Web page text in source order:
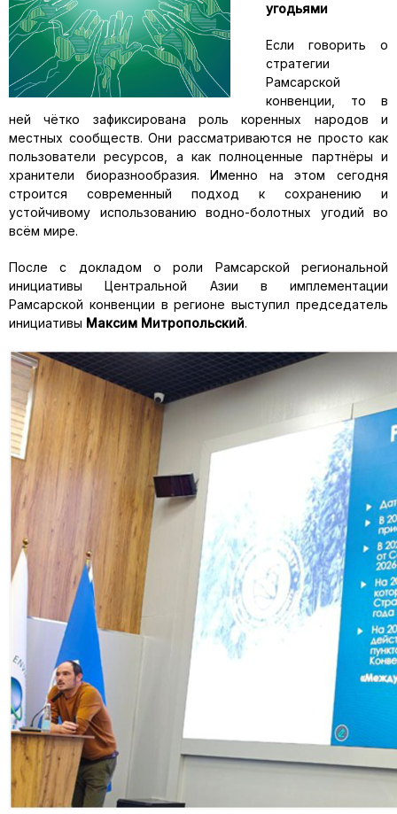
угодьями
Если говорить о
стратегии
Рамсарской
конвенции, то в
ней чётко зафиксирована роль коренных народов и
местных сообществ. Они рассматриваются не просто как
пользователи ресурсов, а как полноценные партнёры и
хранители биоразнообразия. Именно на этом сегодня
строится современный подход к сохранению и
устойчивому использованию водно-болотных угодий во
всём мире.
После с докладом о роли Рамсарской региональной
инициативы Центральной Азии в имплементации
Рамсарской конвенции в регионе выступил председатель
инициативы Максим Митропольский.